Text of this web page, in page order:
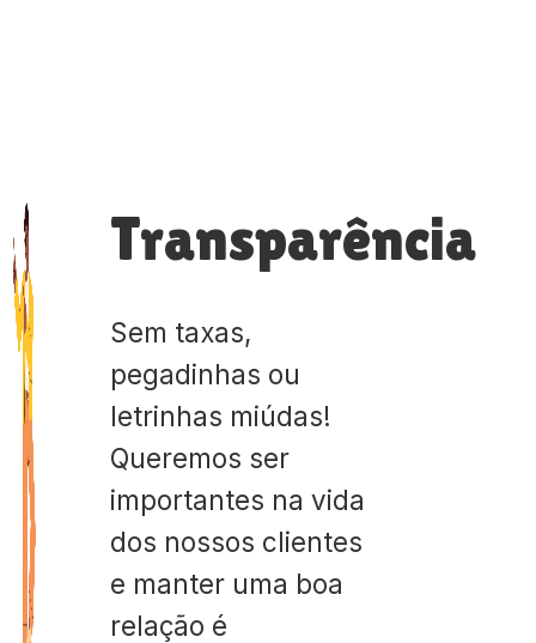
Transparência
Sem taxas,
pegadinhas ou
letrinhas miúdas!
Queremos ser
importantes na vida
dos nossos clientes
e manter uma boa
relação é